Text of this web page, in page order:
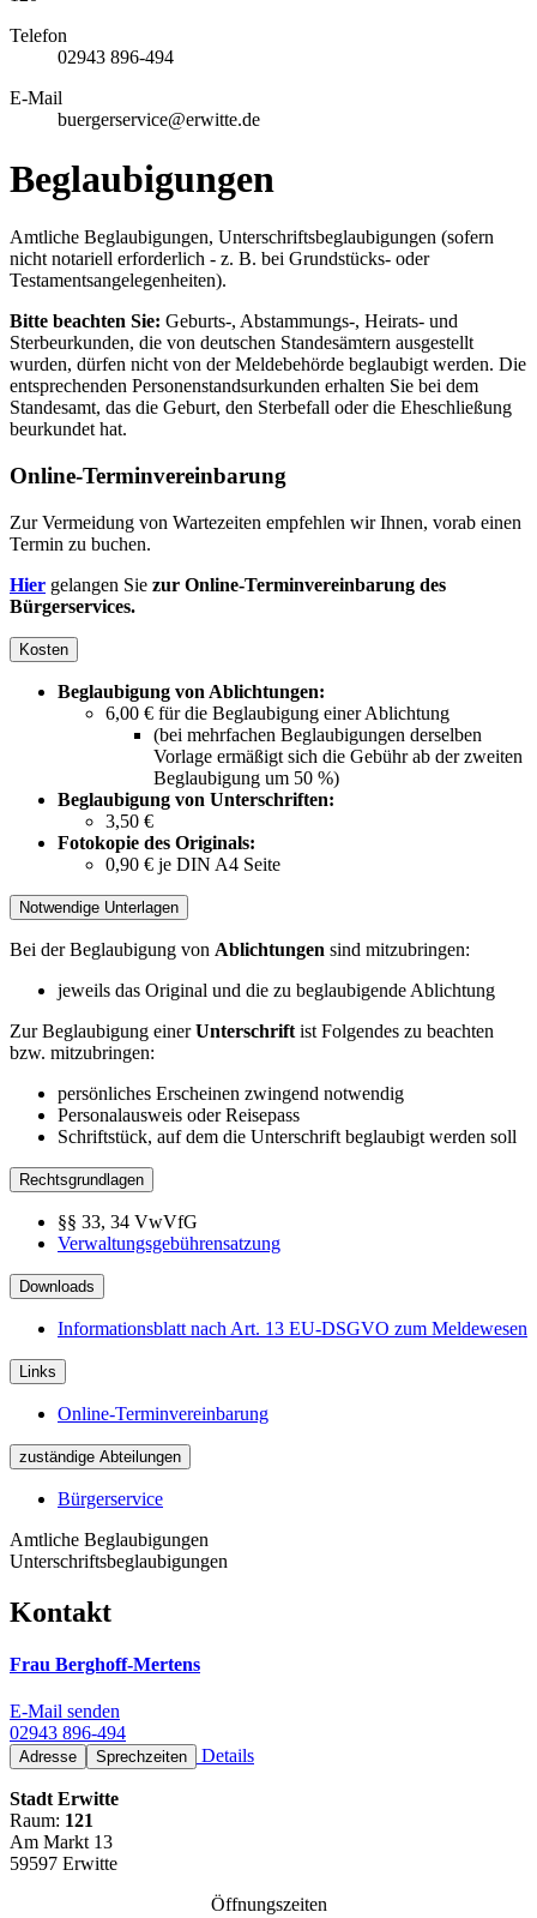
Telefon
02943 896-494
E-Mail
buergerservice@erwitte.de
Beglaubigungen
Amtliche Beglaubigungen, Unterschriftsbeglaubigungen (sofern
nicht notariell erforderlich - z. B. bei Grundstücks- oder
Testamentsangelegenheiten).
Bitte beachten Sie: Geburts-, Abstammungs-, Heirats- und
Sterbeurkunden, die von deutschen Standesämtern ausgestellt
wurden, dürfen nicht von der Meldebehörde beglaubigt werden. Die
entsprechenden Personenstandsurkunden erhalten Sie bei dem
Standesamt, das die Geburt, den Sterbefall oder die Eheschließung
beurkundet hat.
Online-Terminvereinbarung
Zur Vermeidung von Wartezeiten empfehlen wir Ihnen, vorab einen
Termin zu buchen.
Hier gelangen Sie zur Online-Terminvereinbarung des
Bürgerservices.
Kosten
Beglaubigung von Ablichtungen:
6,00 € für die Beglaubigung einer Ablichtung
(bei mehrfachen Beglaubigungen derselben
Vorlage ermäßigt sich die Gebühr ab der zweiten
Beglaubigung um 50 %)
Beglaubigung von Unterschriften:
3,50 €
Fotokopie des Originals:
0,90 € je DIN A4 Seite
Notwendige Unterlagen
Bei der Beglaubigung von Ablichtungen sind mitzubringen:
jeweils das Original und die zu beglaubigende Ablichtung
Zur Beglaubigung einerUnterschrift ist Folgendes zu beachten
bzw. mitzubringen:
persönliches Erscheinen zwingend notwendig
Personalausweis oder Reisepass
Schriftstück, auf dem die Unterschrift beglaubigt werden soll
Rechtsgrundlagen
§§ 33, 34 VwVfG
Verwaltungsgebührensatzung
Downloads
Informationsblatt nach Art. 13 EU-DSGVO zum Meldewesen
Links
Online-Terminvereinbarung
zuständige Abteilungen
Bürgerservice
Amtliche Beglaubigungen
Unterschriftsbeglaubigungen
Kontakt
Frau Berghoff-Mertens
E-Mail senden
02943 896-494
Adresse Sprechzeiten Details
Stadt Erwitte
Raum: 121
Am Markt 13
59597 Erwitte
Öffnungszeiten